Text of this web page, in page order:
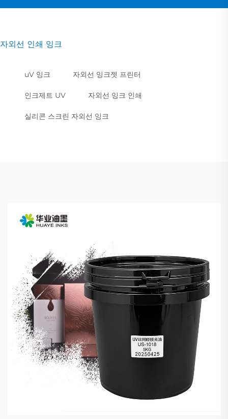
자외선 인쇄 잉크
uV 잉크 자외선 잉크젯 프린터
인크제트 UV 자외선 잉크 인쇄
실리콘 스크린 자외선 잉크